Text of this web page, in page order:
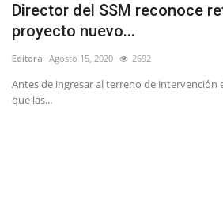
Director del SSM reconoce
proyecto nuevo...
Editora Agosto 15, 2020 2692
Antes de ingresar al terreno de intervención
que las...